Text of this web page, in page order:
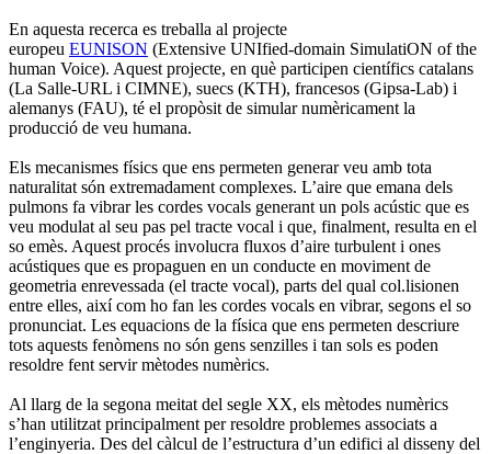
En aquesta recerca es treballa al projecte
europeu EUNISON (Extensive UNIfied-domain SimulatiON of the
human Voice). Aquest projecte, en què participen científics catalans
(La Salle-URL i CIMNE), suecs (KTH), francesos (Gipsa-Lab) i
alemanys (FAU), té el propòsit de simular numèricament la
producció de veu humana.
Els mecanismes físics que ens permeten generar veu amb tota
naturalitat són extremadament complexes. L’aire que emana dels
pulmons fa vibrar les cordes vocals generant un pols acústic que es
veu modulat al seu pas pel tracte vocal i que, finalment, resulta en el
so emès. Aquest procés involucra fluxos d’aire turbulent i ones
acústiques que es propaguen en un conducte en moviment de
geometria enrevessada (el tracte vocal), parts del qual col.lisionen
entre elles, així com ho fan les cordes vocals en vibrar, segons el so
pronunciat. Les equacions de la física que ens permeten descriure
tots aquests fenòmens no són gens senzilles i tan sols es poden
resoldre fent servir mètodes numèrics.
Al llarg de la segona meitat del segle XX, els mètodes numèrics
s’han utilitzat principalment per resoldre problemes associats a
l’enginyeria. Des del càlcul de l’estructura d’un edifici al disseny del